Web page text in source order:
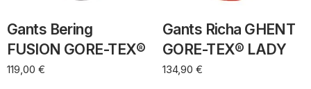
Gants Bering
FUSION GORE-TEX®
119,00 €
Gants Richa GHENT
GORE-TEX® LADY
134,90 €